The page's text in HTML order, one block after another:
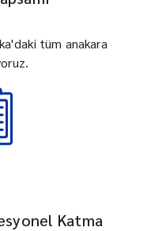
tüm anakara
Katma